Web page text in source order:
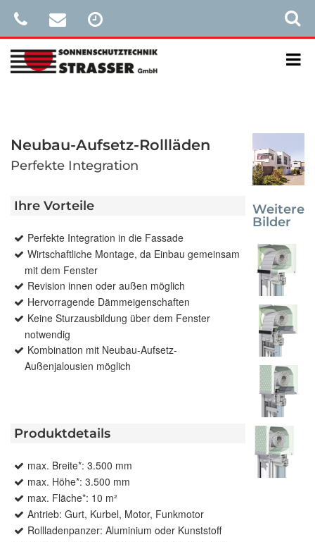
Neubau-Aufsetz-Rollläden
Perfekte Integration
Ihre Vorteile
Perfekte Integration in die Fassade
Wirtschaftliche Montage, da Einbau gemeinsam
mit dem Fenster
Revision innen oder außen möglich
Hervorragende Dämmeigenschaften
Keine Sturzausbildung über dem Fenster
notwendig
Kombination mit Neubau-Aufsetz-
Außenjalousien möglich
Produktdetails
max. Breite*: 3.500 mm
max. Höhe*: 3.500 mm
max. Fläche*: 10 m²
Antrieb: Gurt, Kurbel, Motor, Funkmotor
Rollladenpanzer: Aluminium oder Kunststoff
Weitere
Bilder